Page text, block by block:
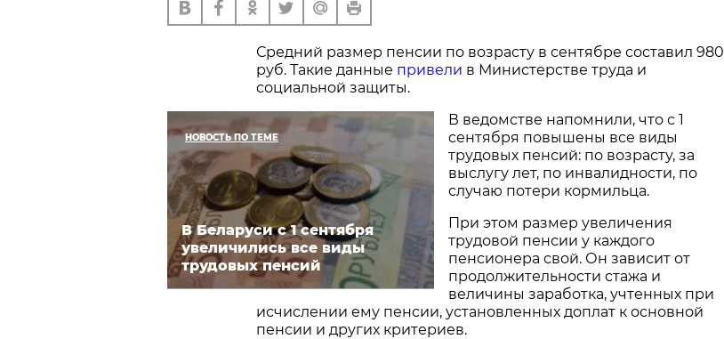
Средний размер пенсии по возрасту в сентябре составил 980
руб. Такие данные привели в Министерстве труда и
социальной защиты.
НОВОСТЬ ПО ТЕМЕ
В Беларуси с 1 сентября
увеличились все виды
трудовых пенсий
В ведомстве напомнили, что с 1
сентября повышены все виды
трудовых пенсий: по возрасту, за
выслугу лет, по инвалидности, по
случаю потери кормильца.
При этом размер увеличения
трудовой пенсии у каждого
пенсионера свой. Он зависит от
продолжительности стажа и
величины заработка, учтенных при
исчислении ему пенсии, установленных доплат к основной
пенсии и других критериев.